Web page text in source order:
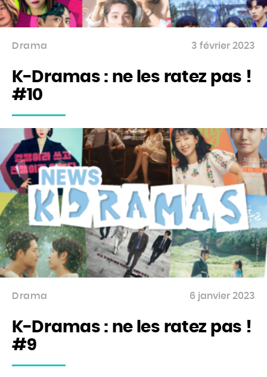
Drama
K-Dramas : ne les ratez pas !
#10
3 février 2023
Drama
K-Dramas : ne les ratez pas !
#9
6 janvier 2023